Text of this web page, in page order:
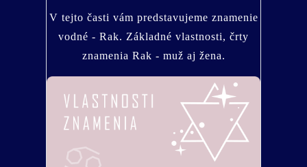
V tejto časti vám predstavujeme znamenie
vodné - Rak. Základné vlastnosti, črty
znamenia Rak - muž aj žena.